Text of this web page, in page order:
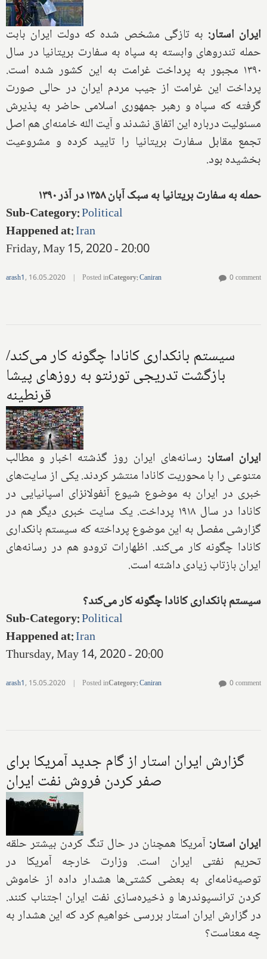
ایران استار: به تازگی مشخص شده که دولت ایران بابت
حمله تندروهای وابسته به سپاه به سفارت بریتانیا در سال
۱۳۹۰ مجبور به پرداخت غرامت به این کشور شده است.
پرداخت این غرامت از جیب مردم ایران در حالی صورت
گرفته که سپاه و رهبر جمهوری اسلامی حاضر به پذیرش
مسئولیت درباره این اتفاق نشدند و آیت الله خامنه‌ای هم اصل
تجمع مقابل سفارت بریتانیا را تایید کرده و مشروعیت
بخشیده بود.
حمله به سفارت بریتانیا به سبک آبان ۱۳۵۸ در آذر ۱۳۹۰
Sub-Category:Political
Happened at:Iran
Friday, May 15, 2020 - 20:00
arash1, 16.05.2020 | Posted inCategory:Caniran 0 comment
سیستم بانکداری کانادا چگونه کار می‌کند/
بازگشت تدریجی تورنتو به روزهای پیشا
قرنطینه
ایران استار: رسانه‌های ایران روز گذشته اخبار و مطالب
متنوعی را با محوریت کانادا منتشر کردند. یکی از سایت‌های
خبری در ایران به موضوع شیوع آنفولانزای اسپانیایی در
کانادا در سال ۱۹۱۸ پرداخت. یک سایت خبری دیگر هم در
گزارشی مفصل به این موضوع پرداخته که سیستم بانکداری
کانادا چگونه کار می‌کند. اظهارات ترودو هم در رسانه‌های
ایران بازتاب زیادی داشته است.
سیستم بانکداری کانادا چگونه کار می‌کند؟
Sub-Category:Political
Happened at:Iran
Thursday, May 14, 2020 - 20:00
arash1, 15.05.2020 | Posted inCategory:Caniran 0 comment
گزارش ایران استار از گام جدید آمریکا برای
صفر کردن فروش نفت ایران
ایران استار: آمریکا همچنان در حال تنگ کردن بیشتر حلقه
تحریم نفتی ایران است. وزارت خارجه آمریکا در
توصیه‌نامه‌ای به بعضی کشتی‌ها هشدار داده از خاموش
کردن ترانسپوندرها و ذخیره‌سازی نفت ایران اجتناب کنند.
در گزارش ایران استار بررسی خواهیم کرد که این هشدار به
چه معناست؟